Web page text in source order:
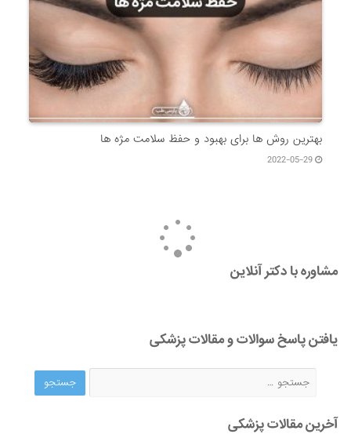
بهترین روش ها برای بهبود و حفظ سلامت مژه ها
2022-05-29
مشاوره با دکتر آنلاین